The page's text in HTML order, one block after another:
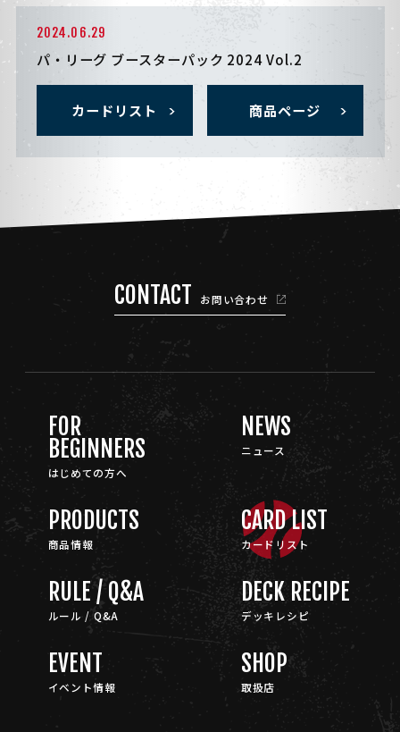
2024.06.29
パ・リーグ ブースターパック 2024 Vol.2
カードリスト 商品ページ
CONTACT お問い合わせ
FOR
BEGINNERS
はじめての方へ
NEWS
ニュース
PRODUCTS
商品情報
CARD LIST
カードリスト
RULE / Q&A
ルール / Q&A
DECK RECIPE
デッキレシピ
EVENT
イベント情報
SHOP
取扱店